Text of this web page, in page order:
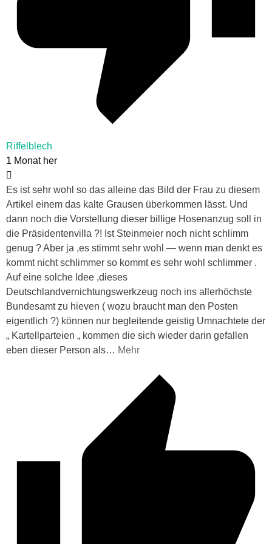
Riffelblech
1 Monat her
Es ist sehr wohl so das alleine das Bild der Frau zu diesem
Artikel einem das kalte Grausen überkommen lässt. Und
dann noch die Vorstellung dieser billige Hosenanzug soll in
die Präsidentenvilla ?! Ist Steinmeier noch nicht schlimm
genug ? Aber ja ,es stimmt sehr wohl — wenn man denkt es
kommt nicht schlimmer so kommt es sehr wohl schlimmer .
Auf eine solche Idee ,dieses
Deutschlandvernichtungswerkzeug noch ins allerhöchste
Bundesamt zu hieven ( wozu braucht man den Posten
eigentlich ?) können nur begleitende geistig Umnachtete der
„ Kartellparteien „ kommen die sich wieder darin gefallen
eben dieser Person als… Mehr